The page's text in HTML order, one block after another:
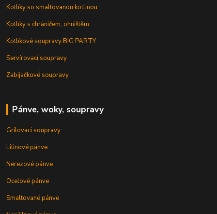
Kotlíky so smaltovanou kotlinou
Kotlíky s chráničem, ohništěm
Kotlíkové soupravy BIG PARTY
Servírovací soupravy
Zabijačkové soupravy
Pánve, woky, soupravy
Grilovací soupravy
Litinové pánve
Nerezové pánve
Ocelové pánve
Smaltované pánve